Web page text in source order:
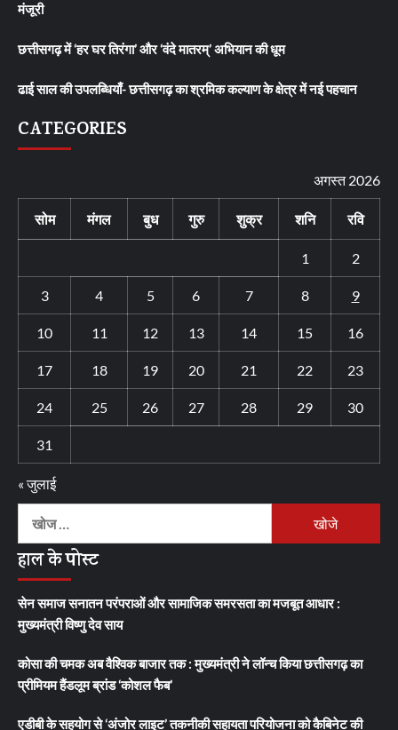
मंजूरी
छत्तीसगढ़ में ‘हर घर तिरंगा’ और ‘वंदे मातरम्’ अभियान की धूम
ढाई साल की उपलब्धियाँ- छत्तीसगढ़ का श्रमिक कल्याण के क्षेत्र में नई पहचान
CATEGORIES
अगस्त 2026
सोम मंगल बुध गुरु शुक्र शनि रवि
1 2
3 4 5 6 7 8 9
10 11 12 13 14 15 16
17 18 19 20 21 22 23
24 25 26 27 28 29 30
31
« जुलाई
निम्न
खोजें:
हाल के पोस्ट
सेन समाज सनातन परंपराओं और सामाजिक समरसता का मजबूत आधार :
मुख्यमंत्री विष्णु देव साय
कोसा की चमक अब वैश्विक बाजार तक : मुख्यमंत्री ने लॉन्च किया छत्तीसगढ़ का
प्रीमियम हैंडलूम ब्रांड ‘कोशल फैब’
एडीबी के सहयोग से ‘अंजोर लाइट’ तकनीकी सहायता परियोजना को कैबिनेट की